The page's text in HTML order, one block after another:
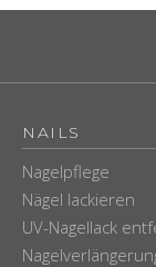
NAILS
Nagelpflege
Nägel lackieren
UV-Nagellack